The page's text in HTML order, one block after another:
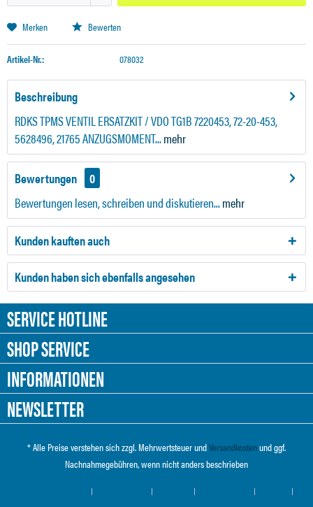
Merken Bewerten
Artikel-Nr.: 078032
Beschreibung
RDKS TPMS VENTIL ERSATZKIT / VDO TG1B 7220453, 72-20-453,
5628496, 21765 ANZUGSMOMENT...mehr
Bewertungen
0
Bewertungen lesen, schreiben und diskutieren...mehr
Kunden kauften auch
Kunden haben sich ebenfalls angesehen
SERVICE HOTLINE
SHOP SERVICE
INFORMATIONEN
NEWSLETTER
* Alle Preise verstehen sich zzgl. Mehrwertsteuer undVersandkostenund ggf.
Nachnahmegebühren, wenn nicht anders beschrieben